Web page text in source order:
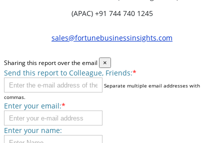
(APAC) +91 744 740 1245
sales@fortunebusinessinsights.com
Sharing this report over the email ×
Send this report to Colleague, Friends:*
Separate multiple email addresses with
commas.
Enter your email:*
Enter your name: